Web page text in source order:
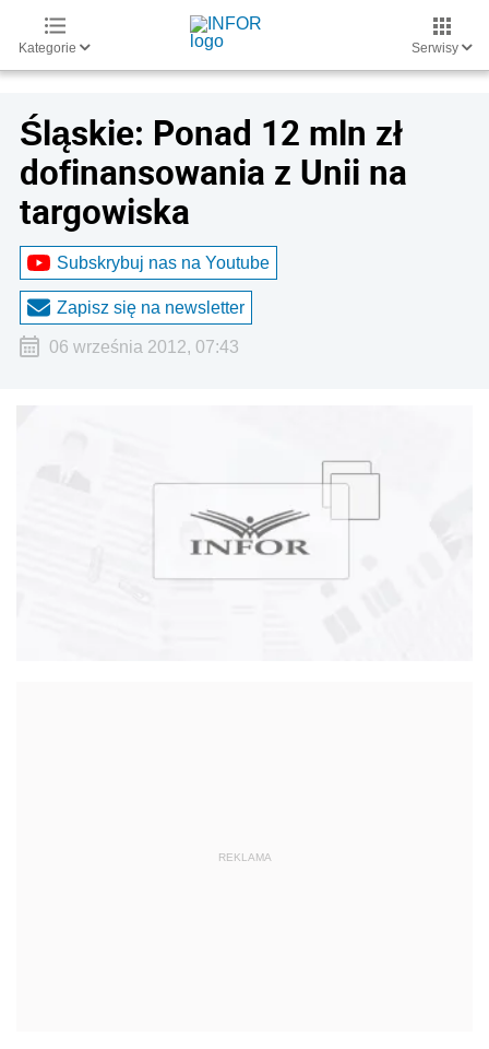
Kategorie Serwisy
Śląskie: Ponad 12 mln zł
dofinansowania z Unii na
targowiska
Subskrybuj nas na Youtube
Zapisz się na newsletter
06 września 2012, 07:43